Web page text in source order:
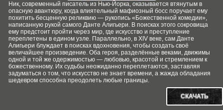
Ник, современный писатель из Нью-Йорка, оказывается втянутым в
опасную авантюру, когда влиятельный мафиозный босс поручает ему
похитить бесценную реликвию — рукопись «Божественной комедии»,
написанную рукой самого Данте Алигьери. В поисках этого сокровища
ему предстоит пройти через мир, где искусство и преступление
переплетены в едином узле. Параллельно, в XIV веке, сам Данте
Алигьери блуждает в поисках вдохновения, чтобы создать своё
величайшее произведение. Оба героя, разделённые веками, движимы
одной и той же одержимостью — любовью, красотой и стремлением к
божественному. Их судьбы неожиданно переплетаются, заставляя
задуматься о том, что искусство не знает времени, а жажда обладания
шедевром способна преодолеть любые границы.
СКАЧАТЬ